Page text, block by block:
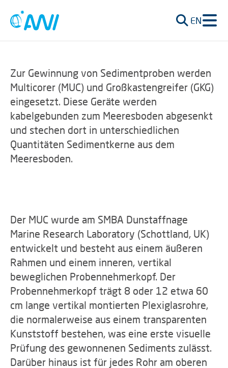
EN
Zur Gewinnung von Sedimentproben werden
Multicorer (MUC) und Großkastengreifer (GKG)
eingesetzt. Diese Geräte werden
kabelgebunden zum Meeresboden abgesenkt
und stechen dort in unterschiedlichen
Quantitäten Sedimentkerne aus dem
Meeresboden.
Der MUC wurde am SMBA Dunstaffnage
Marine Research Laboratory (Schottland, UK)
entwickelt und besteht aus einem äußeren
Rahmen und einem inneren, vertikal
beweglichen Probennehmerkopf. Der
Probennehmerkopf trägt 8 oder 12 etwa 60
cm lange vertikal montierten Plexiglasrohre,
die normalerweise aus einem transparenten
Kunststoff bestehen, was eine erste visuelle
Prüfung des gewonnenen Sediments zulässt.
Darüber hinaus ist für jedes Rohr am oberen